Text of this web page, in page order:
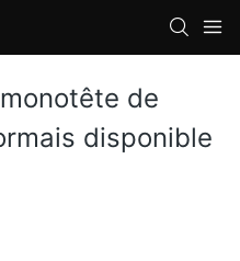
de
disponible